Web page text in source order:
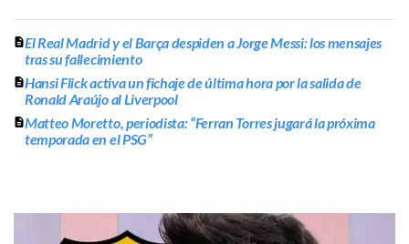
El Real Madrid y el Barça despiden a Jorge Messi: los mensajes
tras su fallecimiento
Hansi Flick activa un fichaje de última hora por la salida de
Ronald Araújo al Liverpool
Matteo Moretto, periodista: “Ferran Torres jugará la próxima
temporada en el PSG”